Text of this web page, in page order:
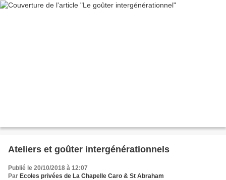
Ateliers et goûter intergénérationnels
Publié le 20/10/2018 à 12:07
Par Ecoles privées de La Chapelle Caro & St Abraham